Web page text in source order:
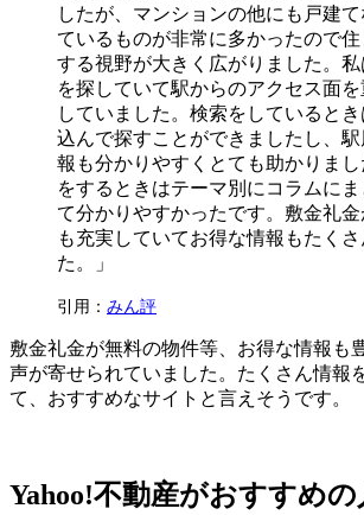
したが、マンションの他にも戸建
ているものが非常に多かったので
する視野が大きく広がりました。
を探していて駅からのアクセス面
していました。検索をしているとき
込んで探すことができましたし、
報も分かりやすくとても助かりま
をするときはテーマ別にコラムに
て分かりやすかったです。敷金礼
も充実していてお得な情報もたく
た。」
引用： みん評
敷金礼金が無料の物件等、お得な情報も
声が寄せられていました。たくさん情報
て、おすすめなサイトと言えそうです。
Yahoo!不動産がおすすめ